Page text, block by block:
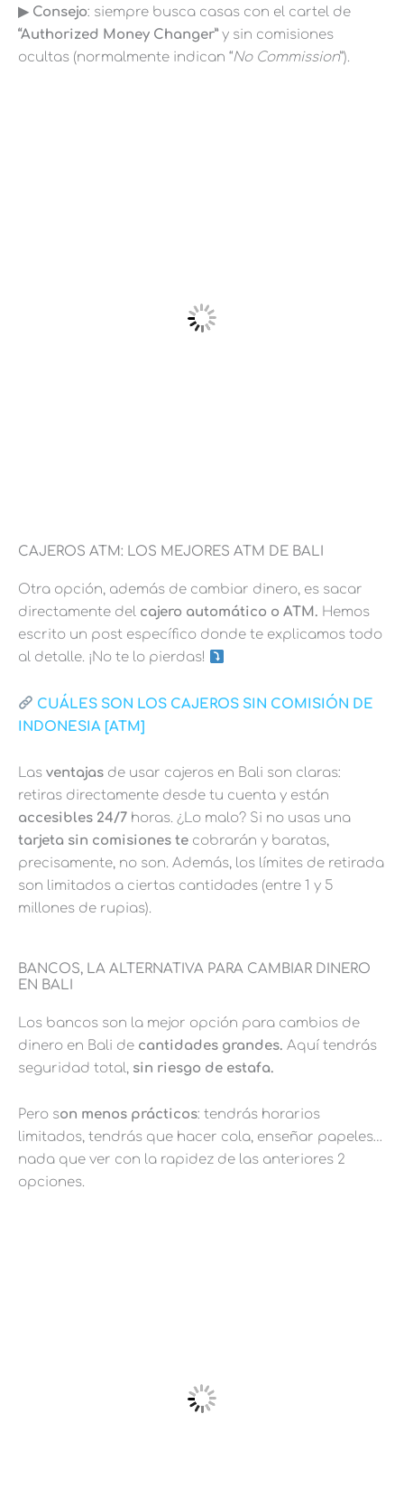
▶︎ Consejo: siempre busca casas con el cartel de
“Authorized Money Changer”y sin comisiones
ocultas (normalmente indican “No Commission”).
CAJEROS ATM: LOS MEJORES ATM DE BALI
Otra opción, además de cambiar dinero, es sacar
directamente del cajero automático o ATM. Hemos
escrito un post específico donde te explicamos todo
al detalle. ¡No te lo pierdas!
CUÁLES SON LOS CAJEROS SIN COMISIÓN DE
INDONESIA [ATM]
Las ventajas de usar cajeros en Bali son claras:
retiras directamente desde tu cuenta y están
accesibles 24/7 horas. ¿Lo malo? Si no usas una
tarjeta sin comisiones te cobrarán y baratas,
precisamente, no son. Además, los límites de retirada
son limitados a ciertas cantidades (entre 1 y 5
millones de rupias).
BANCOS, LA ALTERNATIVA PARA CAMBIAR DINERO
EN BALI
Los bancos son la mejor opción para cambios de
dinero en Bali de cantidades grandes. Aquí tendrás
seguridad total, sin riesgo de estafa.
Pero son menos prácticos: tendrás horarios
limitados, tendrás que hacer cola, enseñar papeles…
nada que ver con la rapidez de las anteriores 2
opciones.